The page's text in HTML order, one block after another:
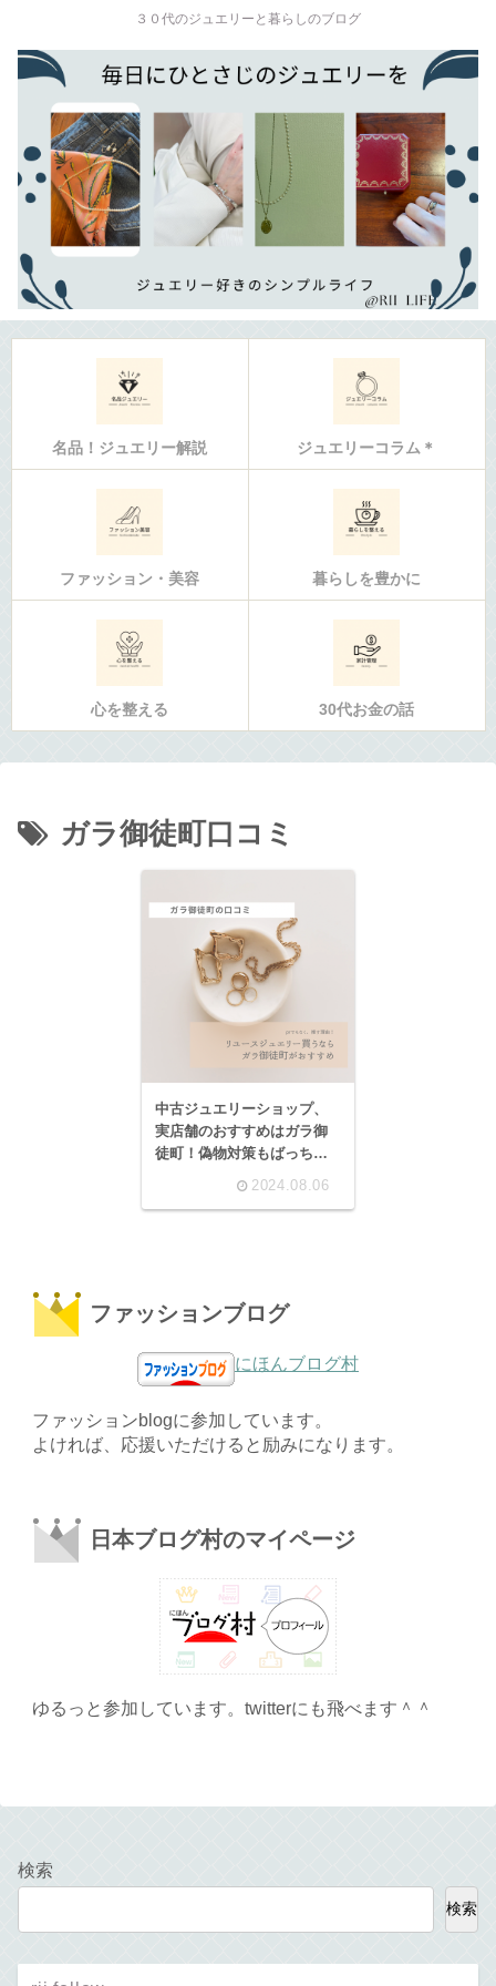
３０代のジュエリーと暮らしのブログ
名品！ジュエリー解説 ジュエリーコラム＊
ファッション・美容 暮らしを豊かに
心を整える 30代お金の話
ガラ御徒町口コミ
中古ジュエリーショップ、
実店舗のおすすめはガラ御
徒町！偽物対策もばっち
2024.08.06
ファッションブログ
にほんブログ村
ファッションblogに参加しています。
よければ、応援いただけると励みになります。
日本ブログ村のマイページ
ゆるっと参加しています。twitterにも飛べます＾＾
検索
検索